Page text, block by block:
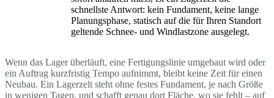
schnellste Antwort: kein Fundament, keine lange
Planungsphase, statisch auf die für Ihren Standort
geltende Schnee- und Windlastzone ausgelegt.
Wenn das Lager überläuft, eine Fertigungslinie umgebaut wird oder
ein Auftrag kurzfristig Tempo aufnimmt, bleibt keine Zeit für einen
Neubau. Ein Lagerzelt steht ohne festes Fundament, je nach Größe
in wenigen Tagen, und schafft genau dort Fläche, wo sie fehlt – auf